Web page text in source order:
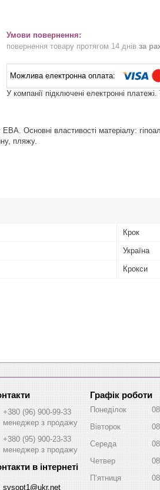
повернення товару протягом 14 днів за
У компанії підключені електронні
Основні властивості матеріалу:
пляжу.
Крок
Україна
Крокси
+380 (96) 900-99-33
менеджер з продажу
+380 (95) 900-23-33
менеджер з продажу
svsopt1@ukr.net
Графік роботи
Понеділок
Вівторок
Середа
Четвер
Пʼятниця